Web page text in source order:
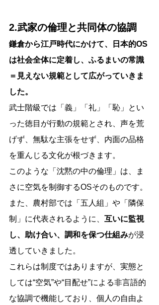
2.武家の倫理と共同体の協調
鎌倉から江戸時代にかけて、日本的OS
は社会全体に定着し、ふるまいの常識
＝見えない規範として広がっていきま
した。
武士階級では「義」「礼」「恥」とい
った徳目が行動の規範とされ、声を荒
げず、無駄な主張をせず、内面の品格
を重んじる文化が根づきます。
このような「沈黙の中の倫理」は、ま
さに空気を制御するOSそのものです。
また、農村部では「五人組」や「隣保
制」に代表されるように、 互いに監視
し、助け合い、調和を保つ仕組みが浸
透していきました。
これらは制度ではありますが、実態と
しては“空気”や“目配せ”による非言語的
な協調で機能しており、個人の自由よ